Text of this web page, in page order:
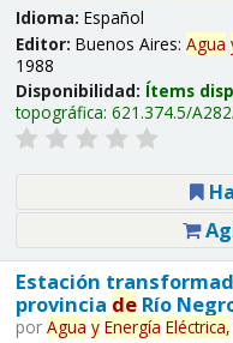
Idioma: Español
Editor: Buenos Aires: Agua
1988
Disponibilidad: Ítems
topográfica: 621.374.5/
Estación
provincia deRío
por Agua y Energía Eléctrica,